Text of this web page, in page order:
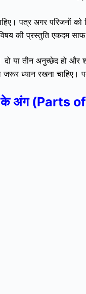
पत्र अगर परिजनों को
की प्रस्तुति एकदम
दो या तीन अनुच्छेद हो
ध्यान रखना चाहिए।
के अंग (Parts